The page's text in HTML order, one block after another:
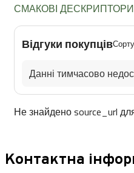
СМАКОВІ ДЕСКРИПТОРИ
Відгуки покупців
Данні тимчасово
Не знайдено source_url
Контактна